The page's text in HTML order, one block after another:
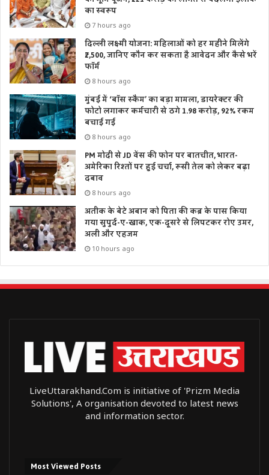
का स्वरूप
7 hours ago
दिल्ली लक्ष्मी योजना: महिलाओं को हर महीने मिलेंगे
₹2,500, जानिए कौन कर सकता है आवेदन और कैसे भरें
फॉर्म
8 hours ago
मुंबई में ‘बॉस स्कैम’ का बड़ा मामला, डायरेक्टर की
फोटो लगाकर कर्मचारी से ठगे 1.98 करोड़, 92% रकम
बचाई गई
8 hours ago
PM मोदी से JD वेंस की फोन पर बातचीत, भारत-
अमेरिका रिश्तों पर हुई चर्चा, रूसी तेल को लेकर बढ़ा
दबाव
8 hours ago
अतीक के बेटे अबान को पिता की कब्र के पास किया
गया सुपुर्द-ए-खाक, एक-दूसरे से लिपटकर रोए उमर,
अली और एहजम
10 hours ago
LiveUttarakhand.Com is initiative of 'Prizm Media
Solutions', A organisation devoted to latest news
and information sector.
Most Viewed Posts